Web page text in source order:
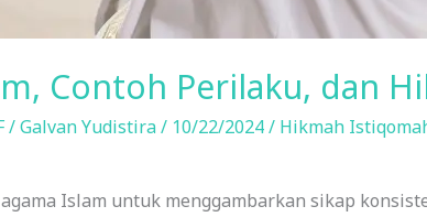
Contoh Perilaku, dan
/Galvan Yudistira/ 10/22/2024/ Hikmah
Islam untuk menggambarkan sikap